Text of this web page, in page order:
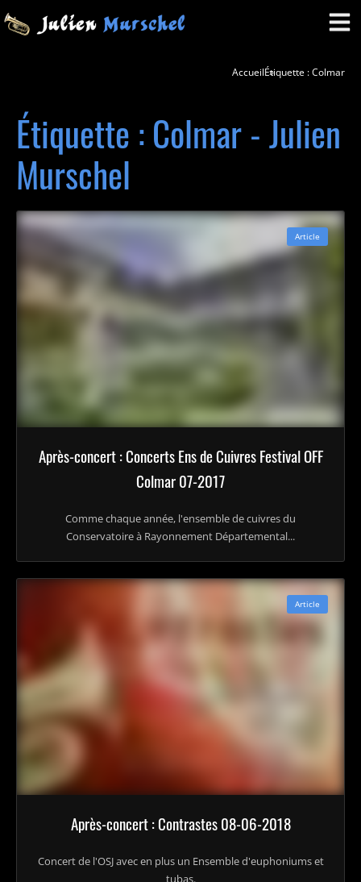
AccueilÉtiquette : Colmar
Étiquette : Colmar - Julien
Murschel
Article
Après-concert : Concerts Ens de Cuivres Festival OFF
Colmar 07-2017
Comme chaque année, l'ensemble de cuivres du
Conservatoire à Rayonnement Départemental...
Article
Après-concert : Contrastes 08-06-2018
Concert de l'OSJ avec en plus un Ensemble d'euphoniums et
tubas.